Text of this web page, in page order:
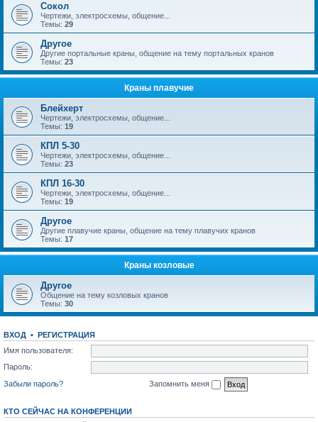
Сокол
Чертежи, электросхемы, общение...
Темы: 29
Другое
Другие портальные краны, общение на тему портальных кранов
Темы: 23
Краны плавучие
Блейхерт
Чертежи, электросхемы, общение...
Темы: 19
КПЛ 5-30
Чертежи, электросхемы, общение...
Темы: 23
КПЛ 16-30
Чертежи, электросхемы, общение...
Темы: 19
Другое
Другие плавучие краны, общение на тему плавучих кранов
Темы: 17
Краны козловые
Другое
Общение на тему козловых кранов
Темы: 30
ВХОД • РЕГИСТРАЦИЯ
Имя пользователя:
Пароль:
Забыли пароль?
Запомнить меня
КТО СЕЙЧАС НА КОНФЕРЕНЦИИ